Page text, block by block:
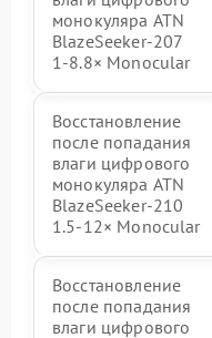
монокуляра ATN
BlazeSeeker‑207
1‑8.8× Monocular
Восстановление
после попадания
влаги цифрового
монокуляра ATN
BlazeSeeker‑210
1.5‑12× Monocular
Восстановление
после попадания
влаги цифрового